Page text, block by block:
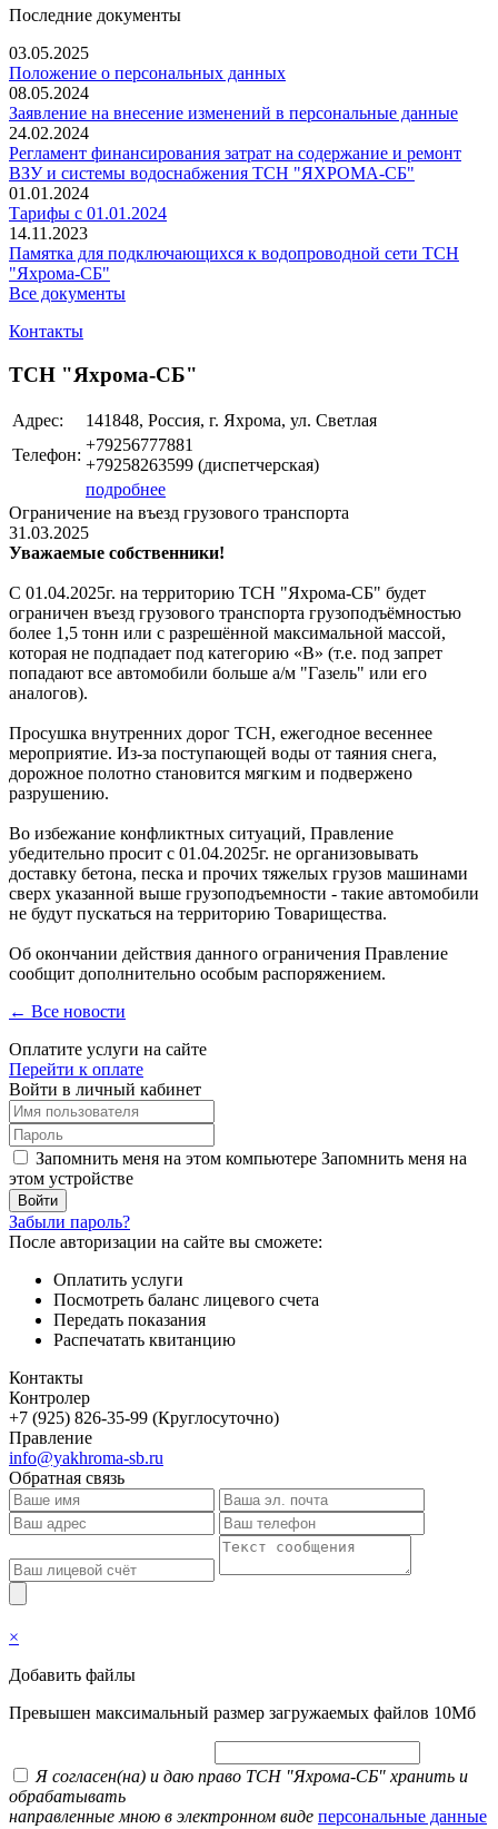
Последние документы
03.05.2025
Положение о персональных данных
08.05.2024
Заявление на внесение изменений в персональные данные
24.02.2024
Регламент финансирования затрат на содержание и ремонт
ВЗУ и системы водоснабжения ТСН "ЯХРОМА-СБ"
01.01.2024
Тарифы с 01.01.2024
14.11.2023
Памятка для подключающихся к водопроводной сети ТСН
"Яхрома-СБ"
Все документы
Контакты
ТСН "Яхрома-СБ"
Адрес:
141848, Россия, г. Яхрома, ул. Светлая
Телефон:
+79256777881
+79258263599 (диспетчерская)
подробнее
Ограничение на въезд грузового транспорта
31.03.2025
Уважаемые собственники!
С 01.04.2025г. на территорию ТСН "Яхрома-СБ" будет
ограничен въезд грузового транспорта грузоподъёмностью
более 1,5 тонн или с разрешённой максимальной массой,
которая не подпадает под категорию «В» (т.е. под запрет
попадают все автомобили больше а/м "Газель" или его
аналогов).
Просушка внутренних дорог ТСН, ежегодное весеннее
мероприятие. Из-за поступающей воды от таяния снега,
дорожное полотно становится мягким и подвержено
разрушению.
Во избежание конфликтных ситуаций, Правление
убедительно просит с 01.04.2025г. не организовывать
доставку бетона, песка и прочих тяжелых грузов машинами
сверх указанной выше грузоподъемности - такие автомобили
не будут пускаться на территорию Товарищества.
Об окончании действия данного ограничения Правление
сообщит дополнительно особым распоряжением.
← Все новости
Оплатите услуги на сайте
Перейти к оплате
Войти в личный кабинет
Запомнить меня на этом компьютере Запомнить меня на
этом устройстве
Забыли пароль?
После авторизации на сайте вы сможете:
Оплатить услуги
Посмотреть баланс лицевого счета
Передать показания
Распечатать квитанцию
Контакты
Контролер
+7 (925) 826-35-99 (Круглосуточно)
Правление
info@yakhroma-sb.ru
Обратная связь
×
Добавить файлы
Превышен максимальный размер загружаемых файлов 10Мб
Я согласен(на) и даю право ТСН "Яхрома-СБ" хранить и
обрабатывать
направленные мною в электронном виде персональные данные